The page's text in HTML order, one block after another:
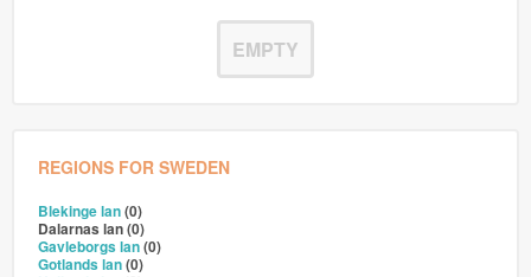
EMPTY
REGIONS FOR SWEDEN
Blekinge lan(0)
Dalarnas lan (0)
Gavleborgs lan(0)
Gotlands lan(0)